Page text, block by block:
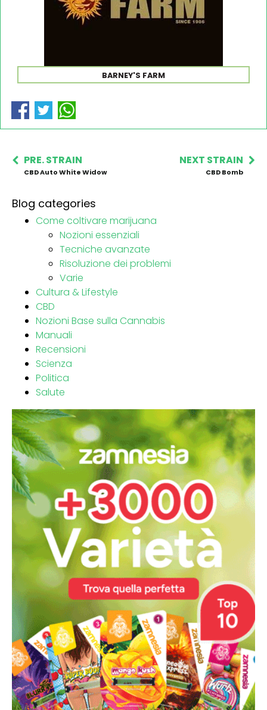
BARNEY'S FARM
PRE. STRAIN
CBD Auto White Widow
NEXT STRAIN
CBD Bomb
Blog categories
Come coltivare marijuana
Nozioni essenziali
Tecniche avanzate
Risoluzione dei problemi
Varie
Cultura & Lifestyle
CBD
Nozioni Base sulla Cannabis
Manuali
Recensioni
Scienza
Politica
Salute